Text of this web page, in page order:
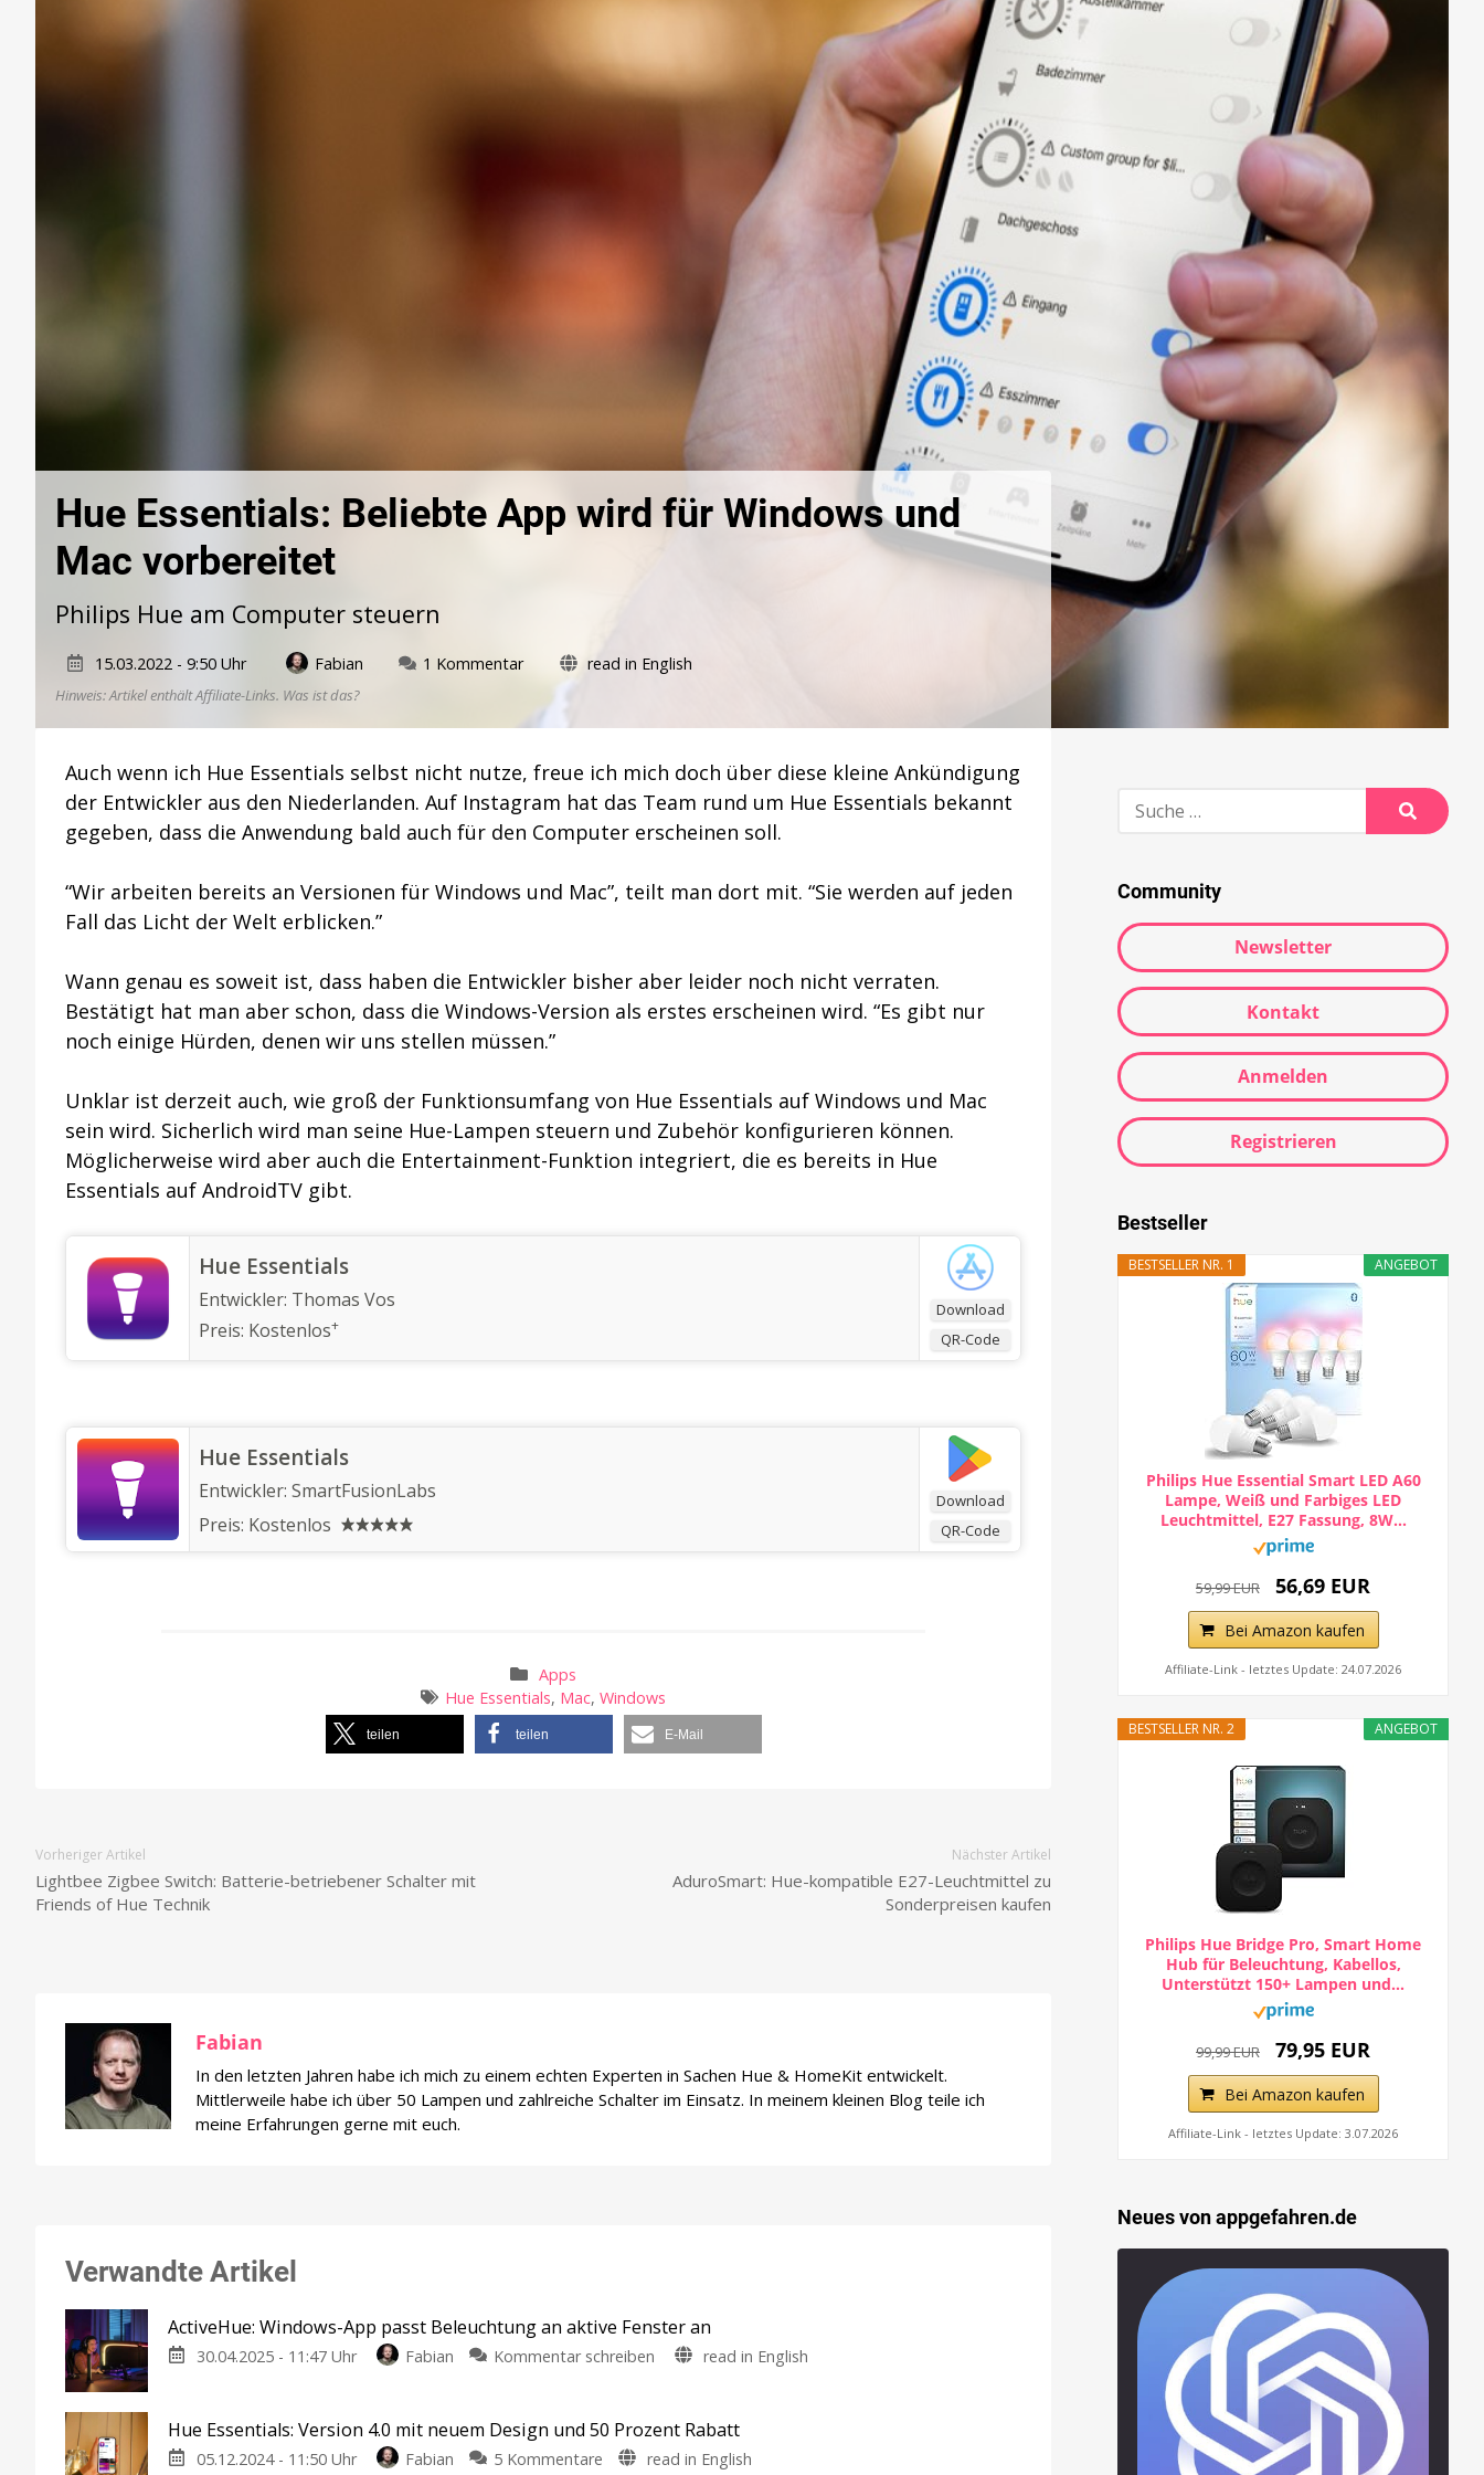
Hue Essentials: Beliebte App wird für Windows und
Mac vorbereitet
Philips Hue am Computer steuern
15.03.2022 - 9:50 Uhr Fabian 1 Kommentarzu
Essentials:
Beliebte
wird
für
Windows
vorbereitet
read in English
Hinweis: Artikel enthält Affiliate-Links. Was ist das?
Auch wenn ich Hue Essentials selbst nicht nutze, freue ich mich doch über diese kleine Ankündigung
der Entwickler aus den Niederlanden. Auf Instagram hat das Team rund um Hue Essentials bekannt
gegeben, dass die Anwendung bald auch für den Computer erscheinen soll.
“Wir arbeiten bereits an Versionen für Windows und Mac”, teilt man dort mit. “Sie werden auf jeden
Fall das Licht der Welt erblicken.”
Wann genau es soweit ist, dass haben die Entwickler bisher aber leider noch nicht verraten.
Bestätigt hat man aber schon, dass die Windows-Version als erstes erscheinen wird. “Es gibt nur
noch einige Hürden, denen wir uns stellen müssen.”
Unklar ist derzeit auch, wie groß der Funktionsumfang von Hue Essentials auf Windows und Mac
sein wird. Sicherlich wird man seine Hue-Lampen steuern und Zubehör konfigurieren können.
Möglicherweise wird aber auch die Entertainment-Funktion integriert, die es bereits in Hue
Essentials auf AndroidTV gibt.
Download
QR-Code
‎Hue Essentials
Entwickler: Thomas Vos
Preis: Kostenlos+
Download
QR-Code
Hue Essentials
Entwickler: SmartFusionLabs
Preis: Kostenlos
Apps
Hue Essentials, Mac, Windows
teilen teilen E-Mail
Vorheriger Artikel
Lightbee Zigbee Switch: Batterie-betriebener Schalter mit
Friends of Hue Technik
Nächster Artikel
AduroSmart: Hue-kompatible E27-Leuchtmittel zu
Sonderpreisen kaufen
Fabian
In den letzten Jahren habe ich mich zu einem echten Experten in Sachen Hue & HomeKit entwickelt.
Mittlerweile habe ich über 50 Lampen und zahlreiche Schalter im Einsatz. In meinem kleinen Blog teile ich
meine Erfahrungen gerne mit euch.
Verwandte Artikel
ActiveHue: Windows-App passt Beleuchtung an aktive Fenster an
30.04.2025 - 11:47 Uhr Fabian Kommentar schreiben
zu
App
Beleuchtung
read in English
Hue Essentials: Version 4.0 mit neuem Design und 50 Prozent Rabatt
05.12.2024 - 11:50 Uhr Fabian 5 Kommentare zu
read in English
Suche
Suche
Community
Newsletter
Kontakt
Anmelden
Registrieren
Bestseller
ANGEBOT
BESTSELLER NR. 1
Philips Hue Essential Smart LED A60
Lampe, Weiß und Farbiges LED
Leuchtmittel, E27 Fassung, 8W...
59,99 EUR 56,69 EUR
Bei Amazon kaufen
Affiliate-Link - letztes Update: 24.07.2026
ANGEBOT
BESTSELLER NR. 2
Philips Hue Bridge Pro, Smart Home
Hub für Beleuchtung, Kabellos,
Unterstützt 150+ Lampen und...
99,99 EUR 79,95 EUR
Bei Amazon kaufen
Affiliate-Link - letztes Update: 3.07.2026
Neues von appgefahren.de